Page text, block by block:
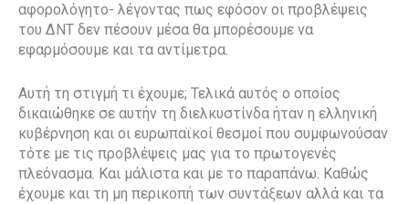
αφορολόγητο- λέγοντας πως εφόσον οι προβλέψεις
του ΔΝΤ δεν πέσουν μέσα θα μπορέσουμε να
εφαρμόσουμε και τα αντίμετρα.
Αυτή τη στιγμή τι έχουμε; Τελικά αυτός ο οποίος
δικαιώθηκε σε αυτήν τη διελκυστίνδα ήταν η ελληνική
κυβέρνηση και οι ευρωπαϊκοί θεσμοί που συμφωνούσαν
τότε με τις προβλέψεις μας για το πρωτογενές
πλεόνασμα. Και μάλιστα και με το παραπάνω. Καθώς
έχουμε και τη μη περικοπή των συντάξεων αλλά και τα